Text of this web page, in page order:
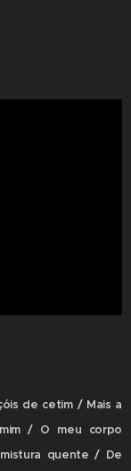
de cetim / Mais a
/ O meu corpo
quente / De